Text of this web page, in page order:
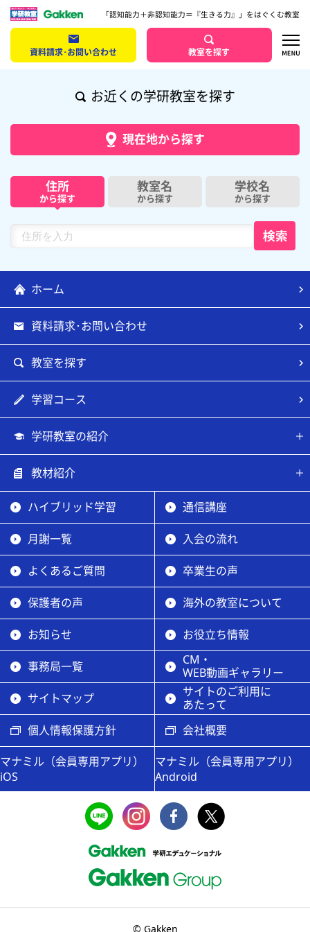
「認知能力＋非認知能力＝『生きる力』」をはぐくむ教室
資料請求･お問い合わせ 教室を探す
お近くの学研教室を探す
現在地から探す
住所
から探す
教室名
から探す
学校名
から探す
ホーム
資料請求･お問い合わせ
教室を探す
学習コース
学研教室の紹介
教材紹介
ハイブリッド学習 通信講座
月謝一覧 入会の流れ
よくあるご質問 卒業生の声
保護者の声 海外の教室について
お知らせ お役立ち情報
事務局一覧
CM・
WEB動画ギャラリー
サイトマップ
サイトのご利用に
あたって
個人情報保護方針
会社概要
マナミル（会員専用アプリ）
iOS
マナミル（会員専用アプリ）
Android
© Gakken